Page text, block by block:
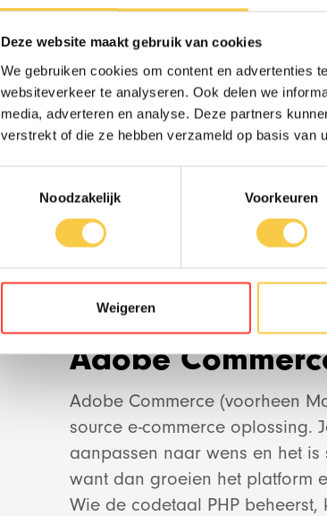
Deze website maakt gebruik van cookies
We gebruiken cookies om content en advertenties
websiteverkeer te analyseren. Ook delen we
media, adverteren en analyse. Deze partners
verstrekt of die ze hebben verzameld op basis van
Noodzakelijk
Voorkeuren
Weigeren
Voor- en
➕Makkelijk in gebruik als je al
➕Plug-in is gratis.
➖Ingewikkeld als je geen
➖Veel functies zijn betaald,
➖Exclusief webhosting.
Adobe
Adobe Commerce (voorheen
source e-commerce oplossing.
aanpassen naar wens en het
want dan groeien het platform
Wie de codetaal PHP